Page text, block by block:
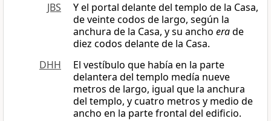
JBS
Y el portal delante del templo de la Casa,
de veinte codos de largo, según la
anchura de la Casa, y su ancho erade
diez codos delante de la Casa.
DHH
El vestíbulo que había en la parte
delantera del templo medía nueve
metros de largo, igual que la anchura
del templo, y cuatro metros y medio de
ancho en la parte frontal del edificio.